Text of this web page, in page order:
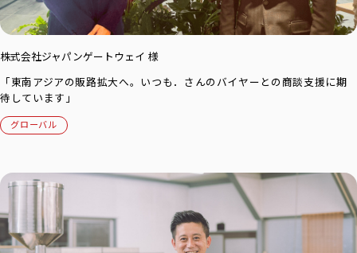
株式会社ジャパンゲートウェイ 様
「東南アジアの販路拡大へ。いつも．さんのバイヤーとの商談支援に期
待しています」
グローバル